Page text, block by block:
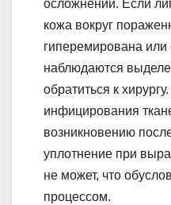
осложнений. Если
кожа вокруг
гиперемирована
наблюдаются
обратиться к
инфицирования
возникновению
уплотнение при
не может, что
процессом.